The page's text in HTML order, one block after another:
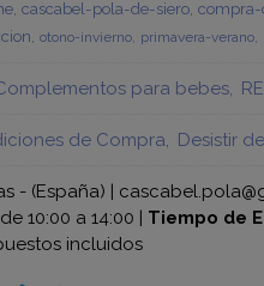
cascabel-pola-de-siero
otono-invierno primavera-verano
para bebes
de Compra Desistir
- (España) |
10:00 a 14:00 | Tiempo de
incluidos